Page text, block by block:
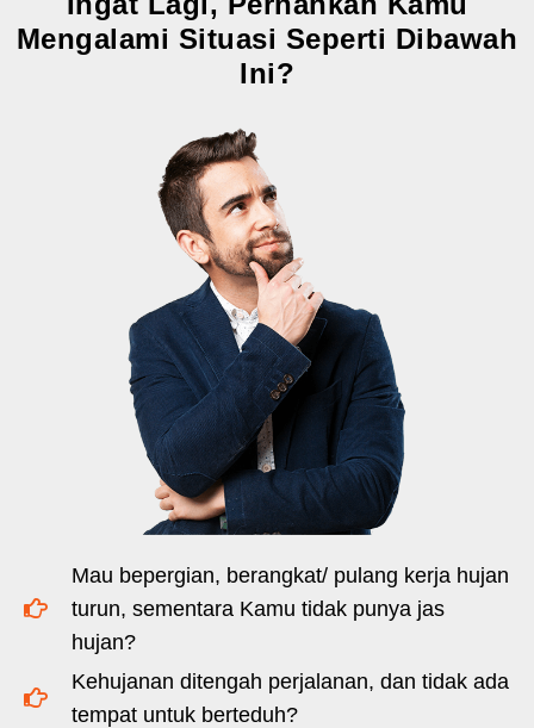
Mengalami Situasi Seperti Dibawah
Ini?
Mau bepergian, berangkat/ pulang kerja hujan
turun, sementara Kamu tidak punya jas
hujan?
Kehujanan ditengah perjalanan, dan tidak ada
tempat untuk berteduh?